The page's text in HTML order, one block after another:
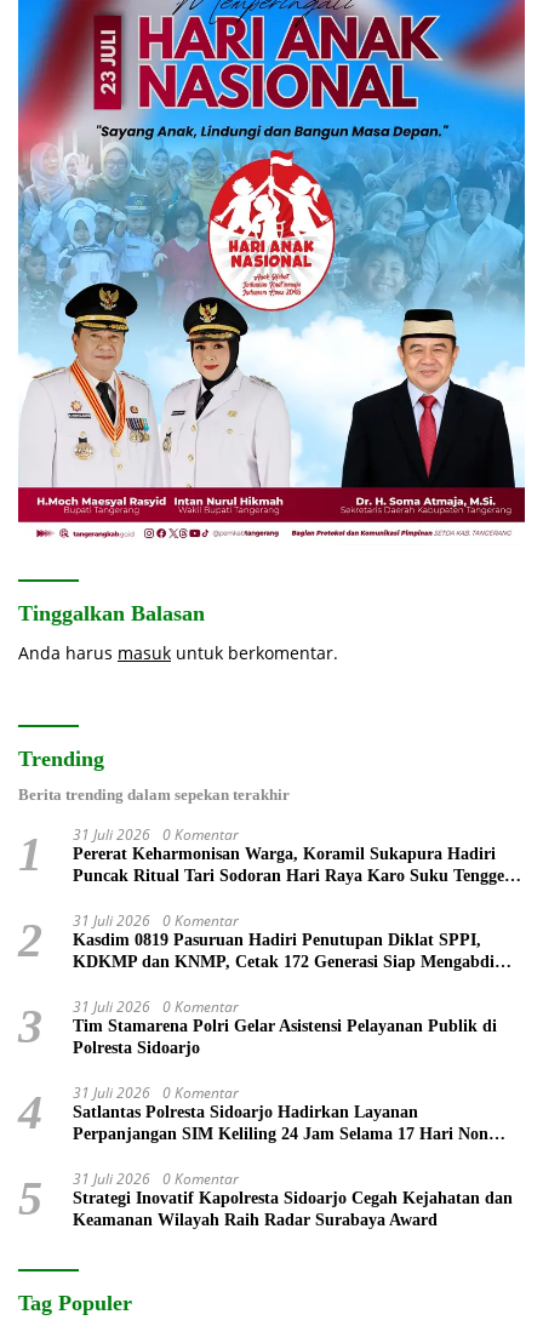
Tinggalkan Balasan
Anda harus masuk untuk berkomentar.
Trending
Berita trending dalam sepekan terakhir
1 31 Juli 2026 0 Komentar
Pererat Keharmonisan Warga, Koramil Sukapura Hadiri
Puncak Ritual Tari Sodoran Hari Raya Karo Suku Tengger
2 31 Juli 2026 0 Komentar
Kasdim 0819 Pasuruan Hadiri Penutupan Diklat SPPI,
KDKMP dan KNMP, Cetak 172 Generasi Siap Mengabdi
3 31 Juli 2026 0 Komentar
Tim Stamarena Polri Gelar Asistensi Pelayanan Publik di
Polresta Sidoarjo
4 31 Juli 2026 0 Komentar
Satlantas Polresta Sidoarjo Hadirkan Layanan
Perpanjangan SIM Keliling 24 Jam Selama 17 Hari Non
5 31 Juli 2026 0 Komentar
Strategi Inovatif Kapolresta Sidoarjo Cegah Kejahatan dan
Keamanan Wilayah Raih Radar Surabaya Award
Tag Populer